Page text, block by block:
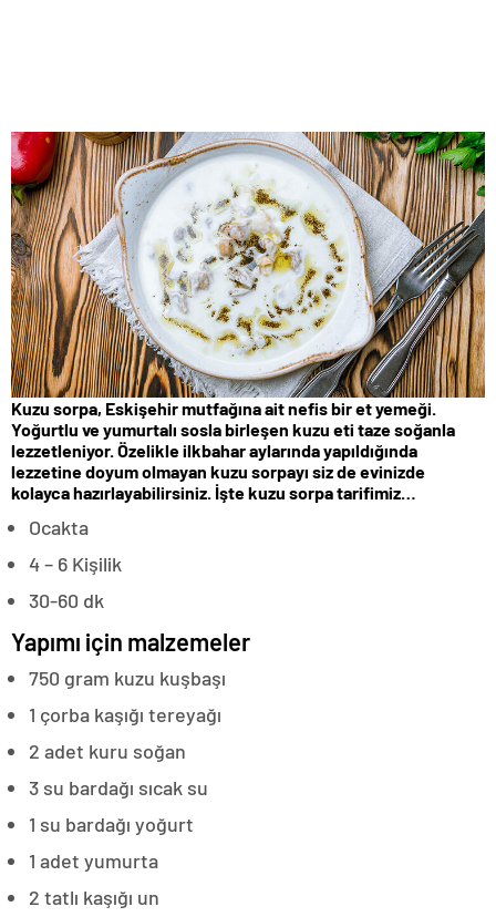
Kuzu sorpa, Eskişehir mutfağına ait nefis bir et yemeği.
Yoğurtlu ve yumurtalı sosla birleşen kuzu eti taze soğanla
lezzetleniyor. Özelikle ilkbahar aylarında yapıldığında
lezzetine doyum olmayan kuzu sorpayı siz de evinizde
kolayca hazırlayabilirsiniz. İşte kuzu sorpa tarifimiz…
Ocakta
4 – 6 Kişilik
30-60 dk
Yapımı için malzemeler
750 gram kuzu kuşbaşı
1 çorba kaşığı tereyağı
2 adet kuru soğan
3 su bardağı sıcak su
1 su bardağı yoğurt
1 adet yumurta
2 tatlı kaşığı un